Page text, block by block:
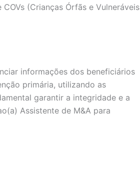
(Crianças Órfãs e Vulneráveis
informações dos beneficiários
primária, utilizando as
garantir a integridade e a
Assistente de M&A para